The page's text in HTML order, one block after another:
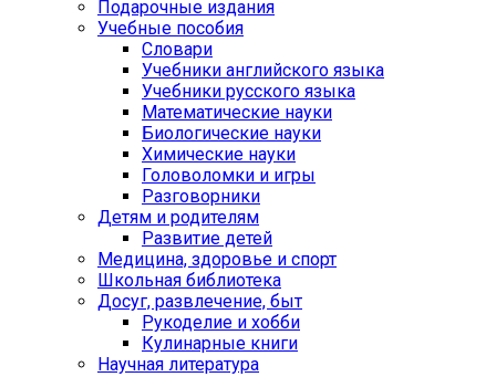
Подарочные издания
Учебные пособия
Словари
Учебники английского языка
Учебники русского языка
Математические науки
Биологические науки
Химические науки
Головоломки и игры
Разговорники
Детям и родителям
Развитие детей
Медицина, здоровье и спорт
Школьная библиотека
Досуг, развлечение, быт
Рукоделие и хобби
Кулинарные книги
Научная литература